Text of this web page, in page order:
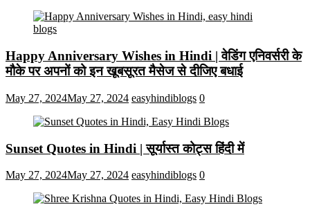
Happy Anniversary Wishes in Hindi | वेडिंग एनिवर्सरी के
मौके पर अपनों को इन खूबसूरत मैसेज से दीजिए बधाई
May 27, 2024May 27, 2024 easyhindiblogs 0
Sunset Quotes in Hindi | सूर्यास्त कोट्स हिंदी में
May 27, 2024May 27, 2024 easyhindiblogs 0